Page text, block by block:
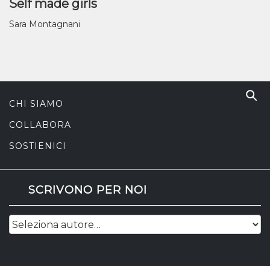
Self made girls
Sara Montagnani
CHI SIAMO
COLLABORA
SOSTIENICI
SCRIVONO PER NOI